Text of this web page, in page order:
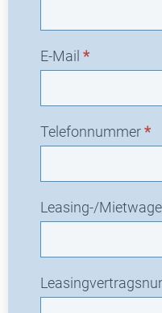
r
a
g
E-Mail *
Telefonnummer*
Leasing-/